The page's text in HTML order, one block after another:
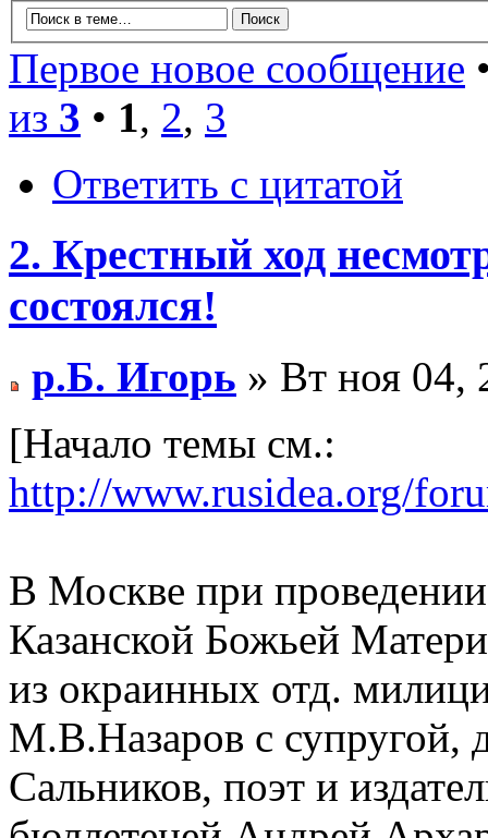
Первое новое сообщение
из 3 • 1, 2, 3
Ответить с цитатой
2. Крестный ход
состоялся!
р.Б. Игорь » Вт ноя 04,
[Начало темы см.:
http://www.rusidea.org/
В Москве при
Казанской Божьей
из окраинных отд.
М.В.Назаров с супругой,
Сальников, поэт и